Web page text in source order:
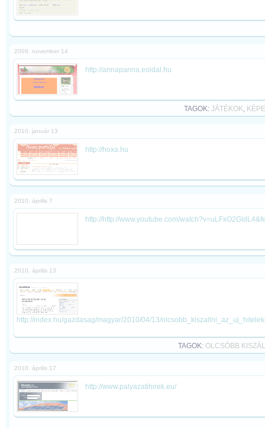
2009. november 14
http://annapanna.eoldal.hu
TAGOK: JÁTÉKOK,
2010. január 13
http://hoxa.hu
2010. április 7
http://http://www.youtube.com/
2010. április 13
http://index.hu/gazdasag/magyar/2010/04/13/
TAGOK: OLCSÓBB
2010. április 17
http://www.palyazatihirek.eu/